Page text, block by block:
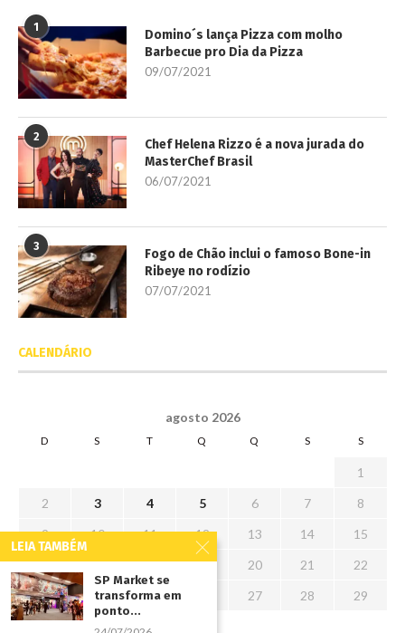
1
Domino´s lança Pizza com molho
Barbecue pro Dia da Pizza
09/07/2021
2
Chef Helena Rizzo é a nova jurada do
MasterChef Brasil
06/07/2021
3
Fogo de Chão inclui o famoso Bone-in
Ribeye no rodízio
07/07/2021
CALENDÁRIO
agosto 2026
D S T Q Q S S
1
2
3 4 5 6 7
8
9
10 11 12 13 14
15
16
17 18 19 20 21
22
23
24 25 27 28
29
31
LEIA TAMBÉM
SP Market se
transforma em
ponto...